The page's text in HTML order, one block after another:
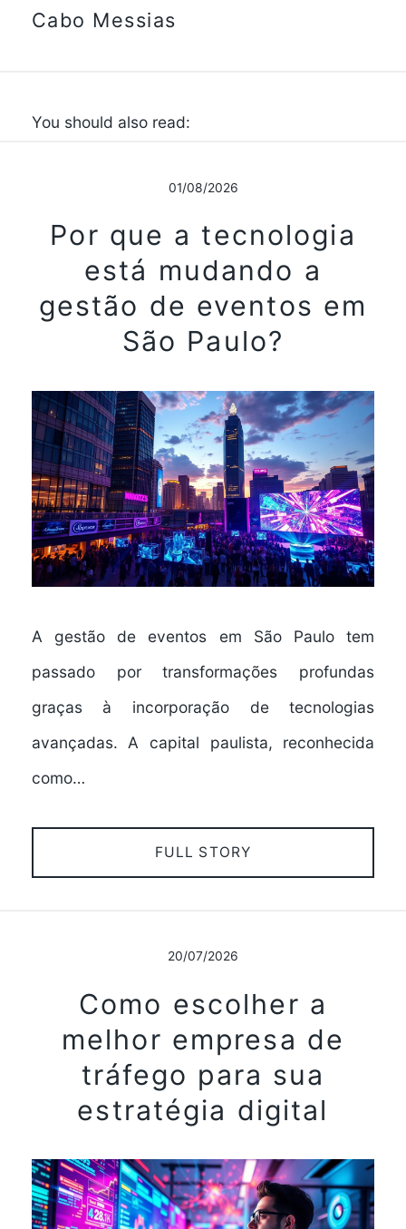
Cabo Messias
You should also read:
01/08/2026
Por que a tecnologia
está mudando a
gestão de eventos em
São Paulo?
A gestão de eventos em São Paulo tem
passado por transformações profundas
graças à incorporação de tecnologias
avançadas. A capital paulista, reconhecida
como…
FULL STORY
20/07/2026
Como escolher a
melhor empresa de
tráfego para sua
estratégia digital